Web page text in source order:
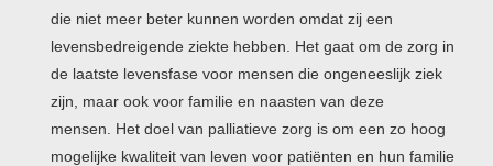
die niet meer beter kunnen worden omdat zij een
levensbedreigende ziekte hebben. Het gaat om de zorg in
de laatste levensfase voor mensen die ongeneeslijk ziek
zijn, maar ook voor familie en naasten van deze
mensen. Het doel van palliatieve zorg is om een zo hoog
mogelijke kwaliteit van leven voor patiënten en hun familie